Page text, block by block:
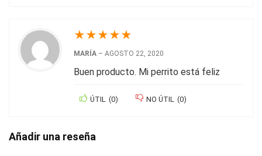
★★★★★
MARÍA – AGOSTO 22, 2020
Buen producto. Mi perrito está feliz
ÚTIL (0) NO ÚTIL (0)
Añadir una reseña